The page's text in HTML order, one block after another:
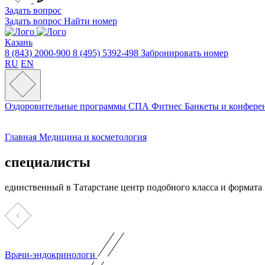
Задать вопрос
Задать вопрос Найти номер
Казань
8 (843) 2000-900 8 (495) 5392-498 Забронировать номер
RU EN
Оздоровительные программы СПА Фитнес Банкеты и
Главная Медицина и косметология
специалисты
единственный в Татарстане центр подобного класса и формата
Врачи-эндокринологи